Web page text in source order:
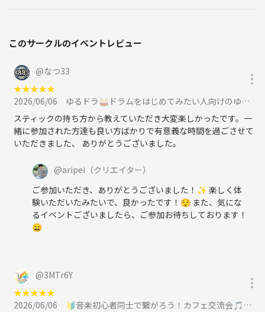
このサークルのイベントレビュー
@なつ33
★★★★★
2026/06/06
ゆるドラ🥁ドラムをはじめてみたい人向けのゆる～いドラム体験会🔰🎵＠吉祥寺に参加
スティックの持ち方から教えていただき大変楽しかったです。一
緒に参加された方達も良い方ばかりで有意義な時間を過ごさせて
いただきました、 ありがとうございました。
@aripei （クリエイター）
ご参加いただき、ありがとうございました！✨ 楽しく体
験いただいたみたいで、良かったです！😌 また、気にな
るイベントございましたら、ご参加お待ちしております！
😄
@3MTr6Y
★★★★★
2026/06/06
🔰音楽初心者同士で繋がろう！カフェ交流会🎵＠吉祥寺に参加